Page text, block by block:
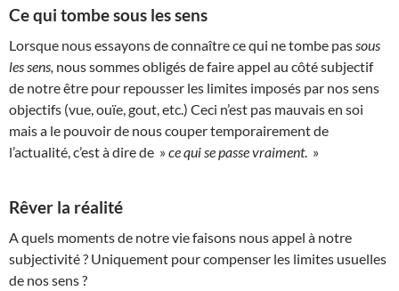
Ce qui tombe sous les sens
Lorsque nous essayons de connaître ce qui ne tombe pas sous
les sens, nous sommes obligés de faire appel au côté subjectif
de notre être pour repousser les limites imposés par nos sens
objectifs (vue, ouïe, gout, etc.) Ceci n’est pas mauvais en soi
mais a le pouvoir de nous couper temporairement de
l’actualité, c’est à dire de »ce qui se passe vraiment. »
Rêver la réalité
A quels moments de notre vie faisons nous appel à notre
subjectivité ? Uniquement pour compenser les limites usuelles
de nos sens ?